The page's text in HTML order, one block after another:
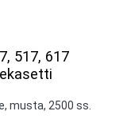
517, 617
musta, 2500 ss.